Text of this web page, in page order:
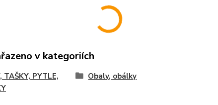
v kategoriích
TAŠKY, PYTLE,
Obaly, obálky